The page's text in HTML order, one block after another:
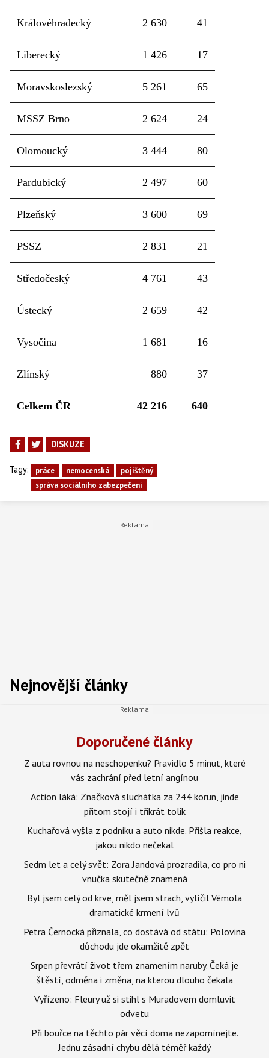
Královéhradecký 2 630 41
Liberecký 1 426 17
Moravskoslezský 5 261 65
MSSZ Brno 2 624 24
Olomoucký 3 444 80
Pardubický 2 497 60
Plzeňský 3 600 69
PSSZ 2 831 21
Středočeský 4 761 43
Ústecký 2 659 42
Vysočina 1 681 16
Zlínský 880 37
Celkem ČR 42 216 640
DISKUZE
Tagy: práce nemocenská
pojištěný
správa sociálního zabezpečení
Nejnovější články
Doporučené články
Z auta rovnou na neschopenku? Pravidlo 5 minut, které
vás zachrání před letní angínou
Action láká: Značková sluchátka za 244 korun, jinde
přitom stojí i třikrát tolik
Kuchařová vyšla z podniku a auto nikde. Přišla reakce,
jakou nikdo nečekal
Sedm let a celý svět: Zora Jandová prozradila, co pro ni
vnučka skutečně znamená
Byl jsem celý od krve, měl jsem strach, vylíčil Vémola
dramatické krmení lvů
Petra Černocká přiznala, co dostává od státu: Polovina
důchodu jde okamžitě zpět
Srpen převrátí život třem znamením naruby. Čeká je
štěstí, odměna i změna, na kterou dlouho čekala
Vyřízeno: Fleury už si stihl s Muradovem domluvit
odvetu
Při bouřce na těchto pár věcí doma nezapomínejte.
Jednu zásadní chybu dělá téměř každý